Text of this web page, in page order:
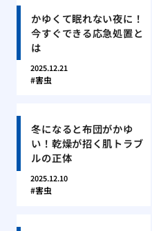
かゆくて眠れない夜に！
今すぐできる応急処置と
は
2025.12.21
害虫
冬になると布団がかゆ
い！乾燥が招く肌トラブ
ルの正体
2025.12.10
害虫